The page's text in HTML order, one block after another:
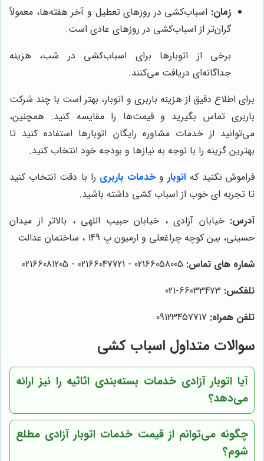
زمان: اسباب‌کشی در روزهای تعطیل و آخر هفته‌ها، معمولاً
گران‌تر از اسباب‌کشی در روزهای عادی است.
برخی از اتوبارها برای اسباب‌کشی در شب، هزینه
جداگانه‌ای دریافت می‌کنند.
برای اطلاع دقیق از هزینه باربری و اتوبار، بهتر است با چند شرکت
باربری تماس بگیرید و قیمت‌ها را مقایسه کنید. همچنین،
می‌توانید از خدمات مشاوره رایگان اتوبارها استفاده کنید تا
بهترین گزینه را با توجه به نیازها و بودجه خود انتخاب کنید.
فراموش نکنید که اتوبارو خدمات باربری را با دقت انتخاب کنید
تا تجربه ای خوب از اسباب کشی داشته باشید.
آدرس: خیابان آزادی ، خیابان حبیب اللهی ، بالاتر از میدان
حسینی، بین کوچه چراغعلی و ارمیون پ 149 ، ساختمان عدالت
شماره های تماس:
تلفکس:
تلفن همراه:
سوالات متداول اسباب کشی
آیا اتوبار آزادی خدمات بسته‌بندی اثاثیه را نیز ارائه
می‌دهد؟
چگونه می‌توانم از قیمت خدمات اتوبار آزادی مطلع
شوم؟